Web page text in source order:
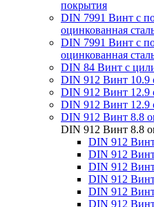
покрытия
DIN 7991 Винт с
оцинкованная
DIN 7991 Винт с
оцинкованная
DIN 84 Винт с
DIN 912 Винт 10.9
DIN 912 Винт 12.9
DIN 912 Винт 12.9
DIN 912 Винт 8.8
DIN 912 Винт 8.8
DIN 912
DIN 912
DIN 912
DIN 912
DIN 912
DIN 912